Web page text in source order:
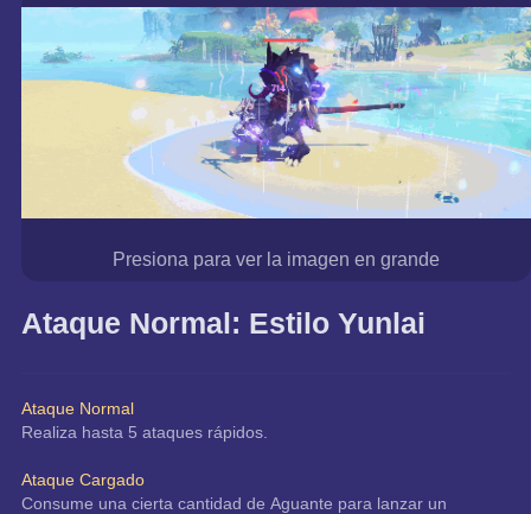
Presiona para ver la imagen en grande
Ataque Normal: Estilo Yunlai
Ataque Normal
Realiza hasta 5 ataques rápidos.
Ataque Cargado
Consume una cierta cantidad de Aguante para lanzar un